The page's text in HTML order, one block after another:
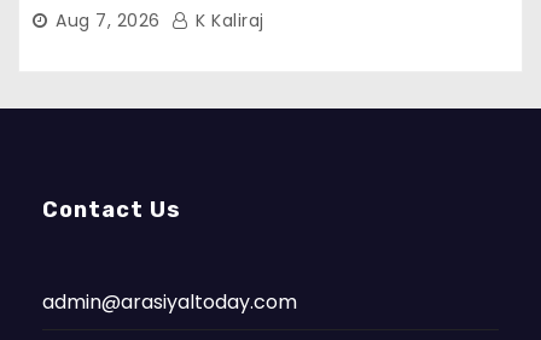
Aug 7, 2026 K Kaliraj
Contact Us
admin@arasiyaltoday.com